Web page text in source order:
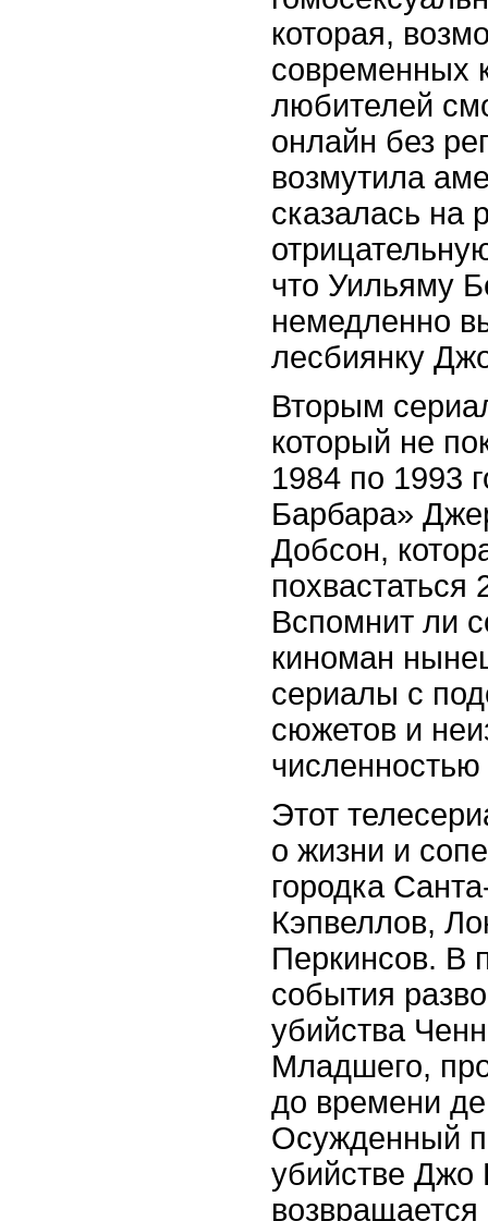
которая,
современных
любителей
онлайн без
возмутила
сказалась на
что Уильяму
немедленно
лесбиянку
Вторым
который не
1984 по 1993
Барбара»
Добсон,
похвастаться
Вспомнит ли
киноман
сериалы с
сюжетов и
Этот
о жизни и
городка
Кэпвеллов,
Перкинсов. В
события
убийства
Младшего,
до времени
Осужденный
убийстве Джо
возвращается